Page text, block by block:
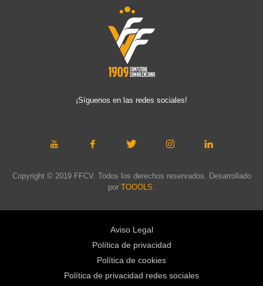
¡Síguenos en las redes sociales!
Copyright © 2019 FFCV. Todos los derechos reservados. Desarrollado
por TOOOLS
Aviso Legal
Política de privacidad
Política de cookies
Política de privacidad redes sociales